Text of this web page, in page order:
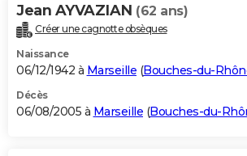
Jean AYVAZIAN (62 ans)
Créer une cagnotte obsèques
Naissance
06/12/1942 à Marseille (Bouches-du-
Décès
06/08/2005 à Marseille (Bouches-du-